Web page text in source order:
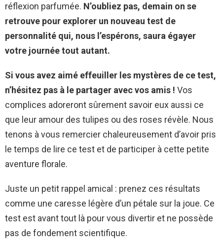
réflexion parfumée. N’oubliez pas, demain on se
retrouve pour explorer un nouveau test de
personnalité qui, nous l’espérons, saura égayer
votre journée tout autant.
Si vous avez aimé effeuiller les mystères de ce test,
n’hésitez pas à le partager avec vos amis ! Vos
complices adoreront sûrement savoir eux aussi ce
que leur amour des tulipes ou des roses révèle. Nous
tenons à vous remercier chaleureusement d’avoir pris
le temps de lire ce test et de participer à cette petite
aventure florale.
Juste un petit rappel amical : prenez ces résultats
comme une caresse légère d’un pétale sur la joue. Ce
test est avant tout là pour vous divertir et ne possède
pas de fondement scientifique.